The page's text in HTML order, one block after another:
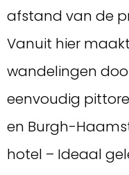
afstand van de
Vanuit hier
wandelingen
eenvoudig
en Burgh-
hotel – Ideaal